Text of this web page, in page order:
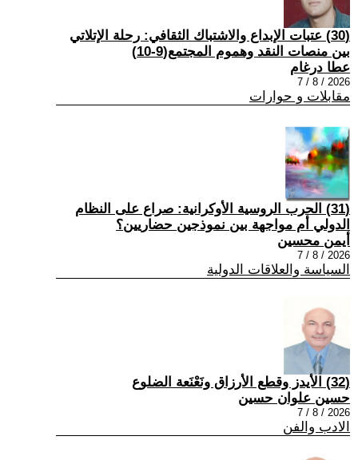
(30) عتبات الإبداع والاشتباك الثقافي: رحلة الإتلاتي
بين منصات النقد وهموم المجتمع(9-10)
عطا درغام
2026 / 8 / 7
مقابلات و حوارات
(31) الحرب الروسية الأوكرانية: صراع على النظام
الدولي أم مواجهة بين نموذجين حضاريين؟
أيمن محسين
2026 / 8 / 7
السياسة والعلاقات الدولية
(32) الأيدز وقطع الأرزاق ونَعْنَعة الضلوع
حسين علوان حسين
2026 / 8 / 7
الادب والفن